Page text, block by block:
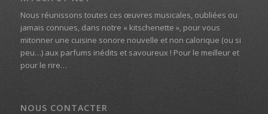
Nous réunissons toutes ces œuvres musicales, oubliées ou
jamais connues, dans notre « kitschenette », pour vous
mitonner une cuisine sonore nouvelle et non calorique (ou si
peu…) aux parfums inédits et savoureux ! Pour le meilleur et
pour le rire…
NOUS CONTACTER